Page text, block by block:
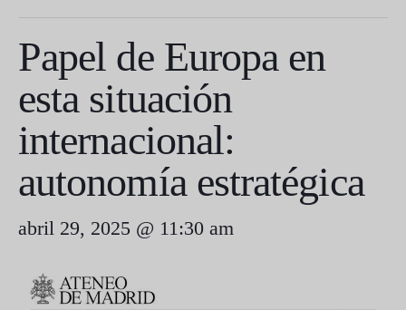
Papel de Europa en
esta situación
internacional:
autonomía estratégica
abril 29, 2025 @ 11:30 am